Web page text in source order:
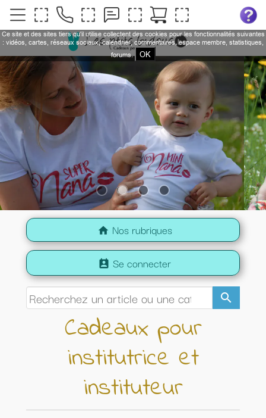
home Nos rubriques
search
perm_contact_calendar Se connecter
Cadeaux pour
institutrice et
instituteur
Ce site et des sites tiers qu'il utilise collectent des cookies pour les fonctionnalités suivantes
: vidéos, cartes, réseaux sociaux, calendrier, commentaires, espace membre, statistiques,
forums.
OK